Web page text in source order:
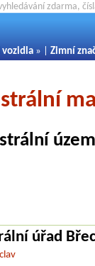
zdarma,
» | Zimní
úřad